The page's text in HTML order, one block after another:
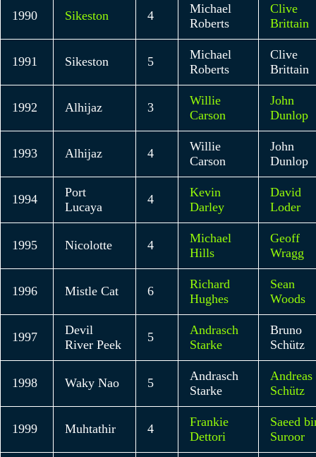
1990 Sikeston 4
Michael
Roberts
Clive
Brittain
1991 Sikeston 5
Michael
Roberts
Clive
Brittain
1992 Alhijaz 3
Willie
Carson
John
Dunlop
1993 Alhijaz 4
Willie
Carson
John
Dunlop
1994
Port
Lucaya
4
Kevin
Darley
David
Loder
1995 Nicolotte 4
Michael
Hills
Geoff
Wragg
1996 Mistle Cat 6
Richard
Hughes
Sean
Woods
1997
Devil
River Peek
5
Andrasch
Starke
Bruno
Schütz
1998 Waky Nao 5
Andrasch
Starke
Andreas
Schütz
1999 Muhtathir 4
Frankie
Dettori
Saeed
Suroor